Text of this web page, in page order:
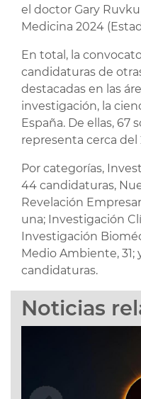
el doctor Gary
Medicina 2024
En total, la
candidaturas de
destacadas en las
investigación, la
España. De ellas, 67
representa cerca del
Por categorías,
44 candidaturas,
Revelación
una; Investigación
Investigación
Medio Ambiente, 31;
candidaturas.
Noticias